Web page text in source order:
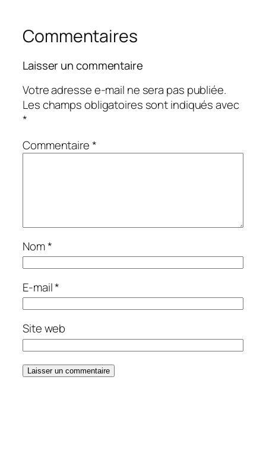
Commentaires
Laisser un commentaire
Votre adresse e-mail ne sera pas publiée.
Les champs obligatoires sont indiqués avec
*
Commentaire*
Nom*
E-mail*
Site web